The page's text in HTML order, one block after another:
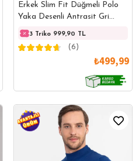
Erkek Slim Fit Düğmeli Polo
Yaka Desenli Antrasit Gri
Triko Kazak
3 Triko 999,90 TL
(6)
₺499,99